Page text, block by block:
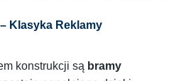
Klasyka Reklamy
konstrukcji są bramy